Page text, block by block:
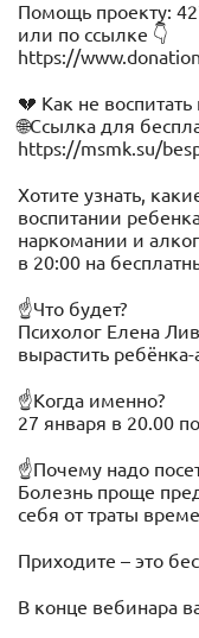
Помощь проекту:
или по ссылке 👇
https://
💔 Как не
🌐Ссылка для
https://msmk.su/
Хотите узнать,
воспитании
наркомании и
в 20:00 на
☝Что будет?
Психолог Елена
вырастить
☝Когда именно?
27 января в 20.00
☝Почему надо
Болезнь проще
себя от траты
Приходите – это
В конце вебинара